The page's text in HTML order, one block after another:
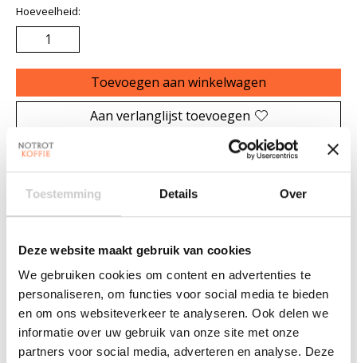
Toestemming Details Over
Deze website maakt gebruik van cookies
We gebruiken cookies om content en advertenties te
personaliseren, om functies voor social media te bieden
en om ons websiteverkeer te analyseren. Ook delen we
informatie over uw gebruik van onze site met onze
partners voor social media, adverteren en analyse. Deze
Hoeveelheid:
Toevoegen aan winkelwagen
Aan verlanglijst toevoegen
Beschrijving Reviews (1)
Dit is de siliconenslang die bij vele Jura modellen als drukslang wordt
gebruikt. Veelal zitten deze slangen rechtstreeks of via een nippel aan
het thermoblok verbonden.